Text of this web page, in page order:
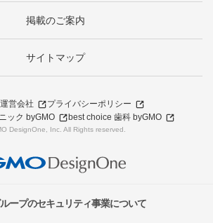
掲載のご案内
サイトマップ
運営会社
プライバシーポリシー
ック byGMO
best choice 歯科 byGMO
DesignOne, Inc. All Rights reserved.
ープのセキュリティ事業について